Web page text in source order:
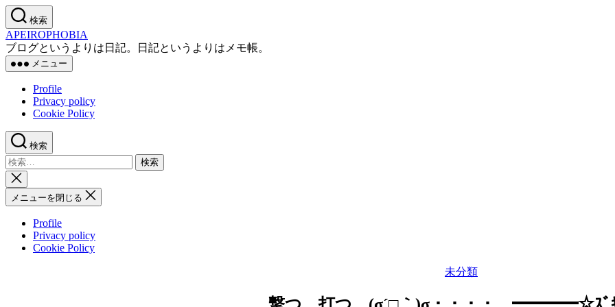
コ
ン
テ
ン
ツ
プ
検索
APEIROPHOBIA
ブログというよりは日記。日記というよりはメモ帳。
メニュー
Profile
Privacy policy
Cookie Policy
検索
検
索
対
象:
検
索
を
メニューを閉じる
Profile
Privacy policy
Cookie Policy
カ
ゴ
未分類